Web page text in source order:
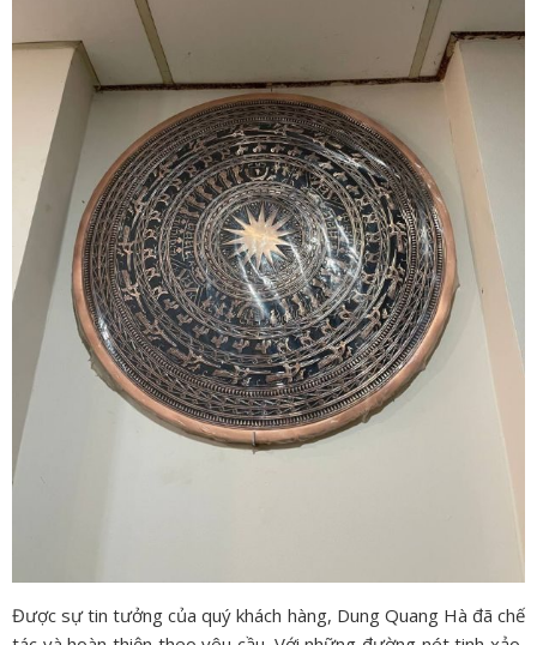
Được sự tin tưởng của quý khách hàng, Dung Quang Hà đã chế